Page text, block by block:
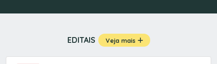
EDITAIS Veja mais